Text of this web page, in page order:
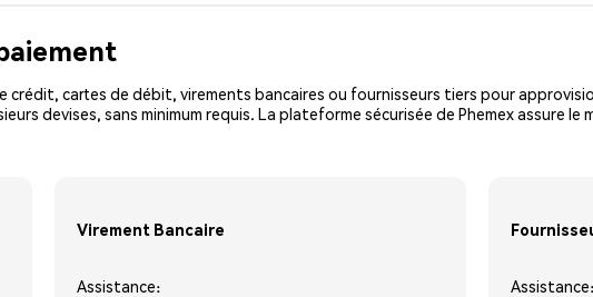
crédit, cartes de débit, virements bancaires ou fournisseurs tiers pour
devises, sans minimum requis. La plateforme sécurisée de Phemex assure le
Virement Bancaire
Assistance: Assistance: